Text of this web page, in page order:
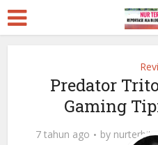
Predator
Gaming
7 tahun ago by nurterbit